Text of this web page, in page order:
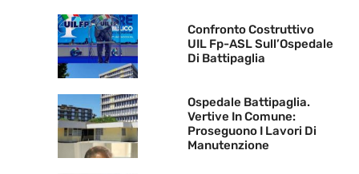
Confronto Costruttivo
UIL Fp-ASL Sull’Ospedale
Di Battipaglia
Ospedale Battipaglia.
Vertive In Comune:
Proseguono I Lavori Di
Manutenzione